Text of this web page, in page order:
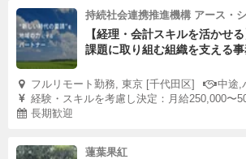
持続社会連携推進機構 アース・
【経理・会計スキルを活かせ
課題に取り組む組織を支える
フルリモート勤務, 東京 [千代田区]
中途,
経験・スキルを考慮し決定：月給250,000〜
長期歓迎
蓮葉果紅